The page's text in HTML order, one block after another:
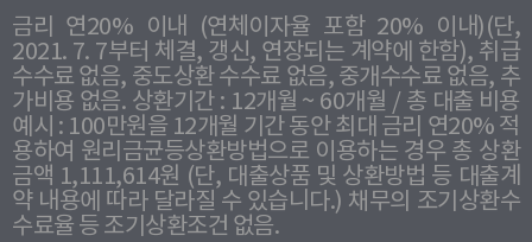
금리 연20% 이내 (연체이자율 포함 20% 이내)(단,
2021. 7. 7부터 체결, 갱신, 연장되는 계약에 한함), 취급
수수료 없음, 중도상환 수수료 없음, 중개수수료 없음, 추
가비용 없음. 상환기간 : 12개월 ~ 60개월 / 총 대출 비용
예시 : 100만원을 12개월 기간 동안 최대 금리 연20% 적
용하여 원리금균등상환방법으로 이용하는 경우 총 상환
금액 1,111,614원 (단, 대출상품 및 상환방법 등 대출계
약 내용에 따라 달라질 수 있습니다.) 채무의 조기상환수
수료율 등 조기상환조건 없음.